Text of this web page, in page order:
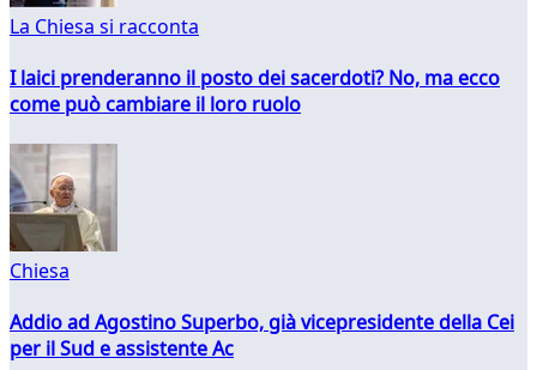
La Chiesa si racconta
I laici prenderanno il posto dei sacerdoti? No, ma ecco
come può cambiare il loro ruolo
Chiesa
Addio ad Agostino Superbo, già vicepresidente della Cei
per il Sud e assistente Ac